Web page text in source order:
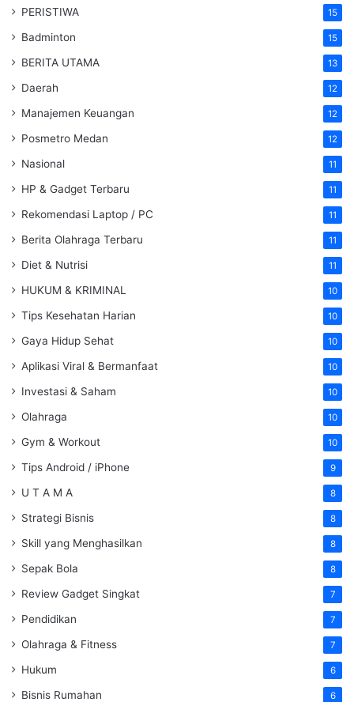
PERISTIWA 15
Badminton 15
BERITA UTAMA 13
Daerah 12
Manajemen Keuangan 12
Posmetro Medan 12
Nasional 11
HP & Gadget Terbaru 11
Rekomendasi Laptop / PC 11
Berita Olahraga Terbaru 11
Diet & Nutrisi 11
HUKUM & KRIMINAL 10
Tips Kesehatan Harian 10
Gaya Hidup Sehat 10
Aplikasi Viral & Bermanfaat 10
Investasi & Saham 10
Olahraga 10
Gym & Workout 10
Tips Android / iPhone 9
U T A M A 8
Strategi Bisnis 8
Skill yang Menghasilkan 8
Sepak Bola 8
Review Gadget Singkat 7
Pendidikan 7
Olahraga & Fitness 7
Hukum 6
Bisnis Rumahan 6